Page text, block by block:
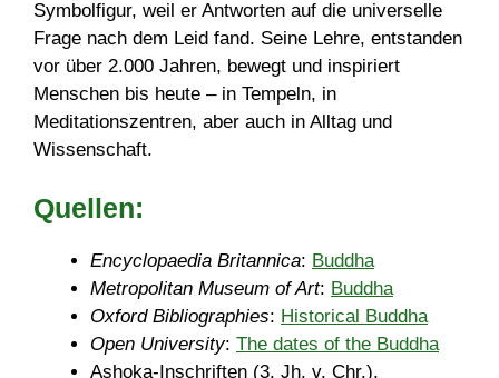
Symbolfigur, weil er Antworten auf die universelle
Frage nach dem Leid fand. Seine Lehre, entstanden
vor über 2.000 Jahren, bewegt und inspiriert
Menschen bis heute – in Tempeln, in
Meditationszentren, aber auch in Alltag und
Wissenschaft.
Quellen:
Encyclopaedia Britannica: Buddha
Metropolitan Museum of Art: Buddha
Oxford Bibliographies: Historical Buddha
Open University: The dates of the Buddha
Ashoka-Inschriften (3. Jh. v. Chr.),